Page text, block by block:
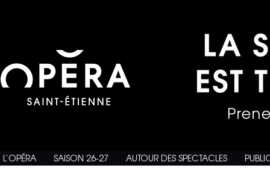
L’OPÉRA SAISON 26-27 AUTOUR DES SPECTACLES